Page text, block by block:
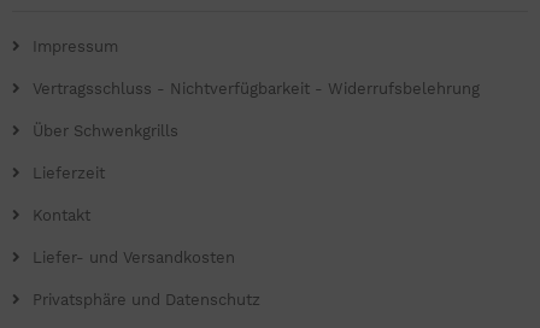
Impressum
Vertragsschluss - Nichtverfügbarkeit - Widerrufsbelehrung
Über Schwenkgrills
Lieferzeit
Kontakt
Liefer- und Versandkosten
Privatsphäre und Datenschutz